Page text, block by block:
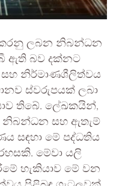
කරනු ලබන නිබන්ධන
ඇති බව දක්නට
නිර්මාණශීලිත්වය
ස්වරුපයක් ලබා
තිබේ. ලේඛකයින්,
නිබන්ධන සහ ඇතැම්
සඳහා මේ පද්ධතිය
මේවා යලි
හැකියාව මේ වන